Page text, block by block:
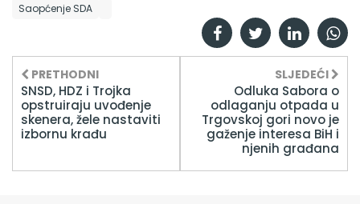
Saopćenje SDA
PRETHODNI
SNSD, HDZ i Trojka
opstruiraju uvođenje
skenera, žele nastaviti
izbornu krađu
SLJEDEĆI
Odluka Sabora o
odlaganju otpada u
Trgovskoj gori novo je
gaženje interesa BiH i
njenih građana